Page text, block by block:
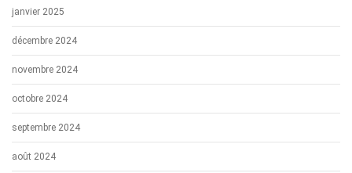
janvier 2025
décembre 2024
novembre 2024
octobre 2024
septembre 2024
août 2024